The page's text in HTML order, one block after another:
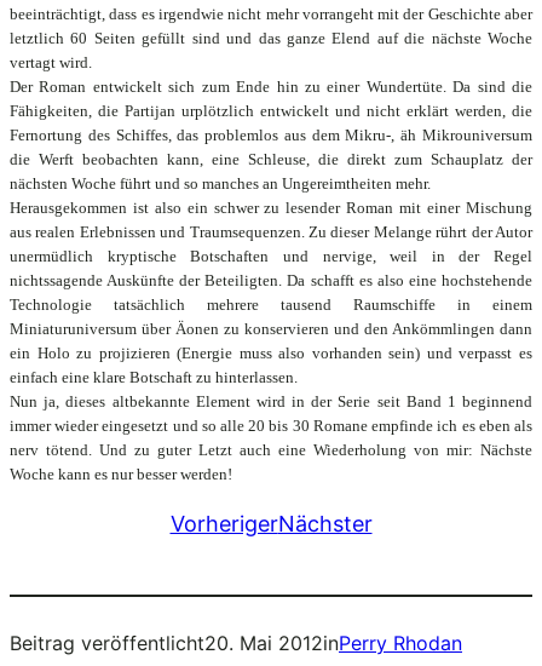
beeinträchtigt, dass es irgendwie nicht mehr vorrangeht mit der Geschichte aber
letztlich 60 Seiten gefüllt sind und das ganze Elend auf die nächste Woche
vertagt wird.
Der Roman entwickelt sich zum Ende hin zu einer Wundertüte. Da sind die
Fähigkeiten, die Partijan urplötzlich entwickelt und nicht erklärt werden, die
Fernortung des Schiffes, das problemlos aus dem Mikru-, äh Mikrouniversum
die Werft beobachten kann, eine Schleuse, die direkt zum Schauplatz der
nächsten Woche führt und so manches an Ungereimtheiten mehr.
Herausgekommen ist also ein schwer zu lesender Roman mit einer Mischung
aus realen Erlebnissen und Traumsequenzen. Zu dieser Melange rührt der Autor
unermüdlich kryptische Botschaften und nervige, weil in der Regel
nichtssagende Auskünfte der Beteiligten. Da schafft es also eine hochstehende
Technologie tatsächlich mehrere tausend Raumschiffe in einem
Miniaturuniversum über Äonen zu konservieren und den Ankömmlingen dann
ein Holo zu projizieren (Energie muss also vorhanden sein) und verpasst es
einfach eine klare Botschaft zu hinterlassen.
Nun ja, dieses altbekannte Element wird in der Serie seit Band 1 beginnend
immer wieder eingesetzt und so alle 20 bis 30 Romane empfinde ich es eben als
nerv tötend. Und zu guter Letzt auch eine Wiederholung von mir: Nächste
Woche kann es nur besser werden!
VorherigerNächster
Beitrag veröffentlicht20. Mai 2012inPerry Rhodan